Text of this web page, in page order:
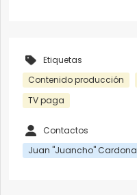
Etiquetas
Contenido producción
TV paga
Contactos
Juan "Juancho" Cardona